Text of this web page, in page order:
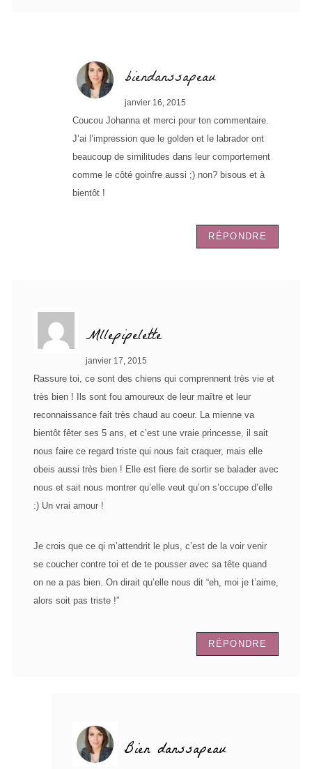
biendanssapeau
janvier 16, 2015
Coucou Johanna et merci pour ton commentaire.
J’ai l’impression que le golden et le labrador ont
beaucoup de similitudes dans leur comportement
comme le côté goinfre aussi ;) non? bisous et à
bientôt !
RÉPONDRE
Mllepipelette
janvier 17, 2015
Rassure toi, ce sont des chiens qui comprennent très vie et
très bien ! Ils sont fou amoureux de leur maître et leur
reconnaissance fait très chaud au coeur. La mienne va
bientôt fêter ses 5 ans, et c’est une vraie princesse, il sait
nous faire ce regard triste qui nous fait craquer, mais elle
obeis aussi très bien ! Elle est fiere de sortir se balader avec
nous et sait nous montrer qu’elle veut qu’on s’occupe d’elle
:) Un vrai amour !
Je crois que ce qi m’attendrit le plus, c’est de la voir venir
se coucher contre toi et de te pousser avec sa tête quand
on ne a pas bien. On dirait qu’elle nous dit “eh, moi je t’aime,
alors soit pas triste !”
RÉPONDRE
Bien danssapeau